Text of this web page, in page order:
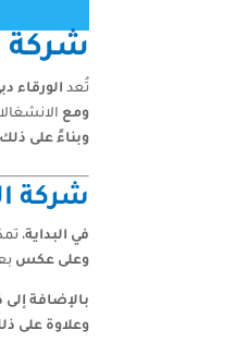
شركة
تُعد الورقاء
ومع
وبناءً على
شركة
في البداية،
وعلى عكس
بالإضافة
وعلاوة على